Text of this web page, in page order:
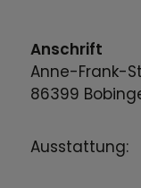
Ausstattung:
Anschrift
Anne-Frank-
86399